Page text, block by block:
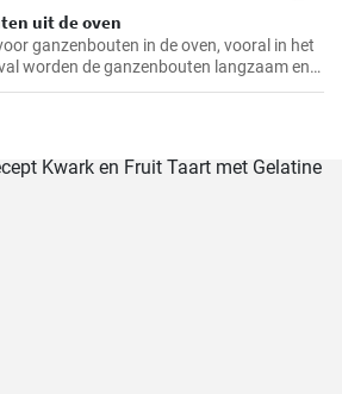
uit de oven
ganzenbouten in de oven, vooral in het
worden de ganzenbouten langzaam en
oven, waardoor ze bijzonder mals en
traktatie voor het gehemelte en altijd een